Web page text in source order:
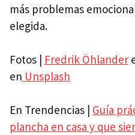
más problemas
elegida.
Fotos | Fredrik Öhlander
en Unsplash
En Trendencias | Guía
plancha en casa y que